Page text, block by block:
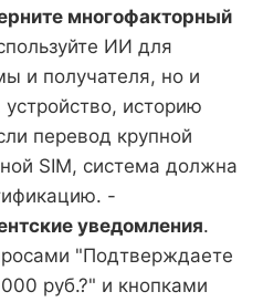
многофакторный
ИИ для
и получателя, но и
историю
перевод крупной
SIM, система должна
-
уведомления.
"Подтверждаете
руб.?" и кнопками